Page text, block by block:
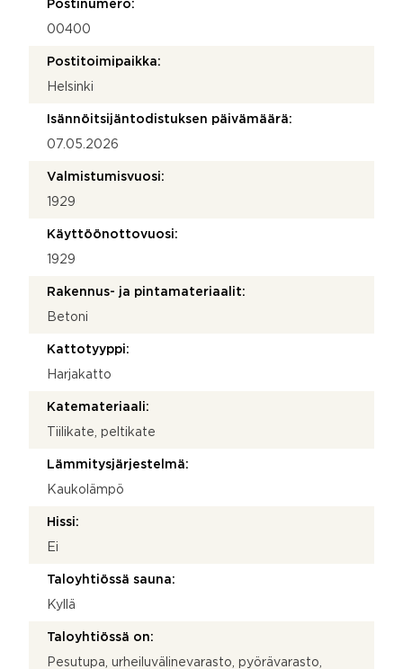
Postinumero:
00400
Postitoimipaikka:
Helsinki
Isännöitsijäntodistuksen päivämäärä:
07.05.2026
Valmistumisvuosi:
1929
Käyttöönottovuosi:
1929
Rakennus- ja pintamateriaalit:
Betoni
Kattotyyppi:
Harjakatto
Katemateriaali:
Tiilikate, peltikate
Lämmitysjärjestelmä:
Kaukolämpö
Hissi:
Ei
Taloyhtiössä sauna:
Kyllä
Taloyhtiössä on:
Pesutupa, urheiluvälinevarasto, pyörävarasto,